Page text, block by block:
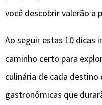
você descobrir valerão a
Ao seguir estas 10 dicas
caminho certo para
culinária de cada
gastronômicas que